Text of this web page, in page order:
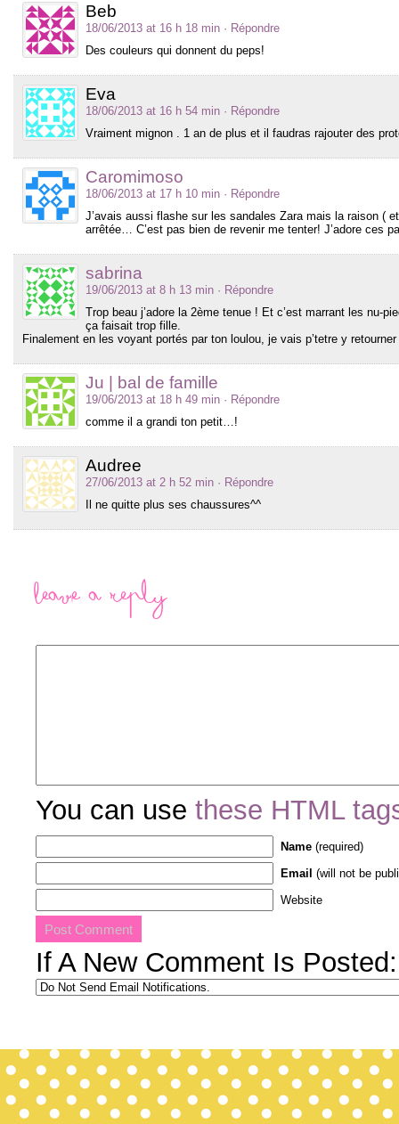
Beb
18/06/2013 at 16 h 18 min · Répondre
Des couleurs qui donnent du peps!
Eva
18/06/2013 at 16 h 54 min · Répondre
Vraiment mignon . 1 an de plus et il faudras rajouter des
Caromimoso
18/06/2013 at 17 h 10 min · Répondre
J’avais aussi flashe sur les sandales Zara mais la raison (
arrêtée… C’est pas bien de revenir me tenter! J’adore ces
sabrina
19/06/2013 at 8 h 13 min · Répondre
Trop beau j’adore la 2ème tenue ! Et c’est marrant les nu-
ça faisait trop fille.
Finalement en les voyant portés par ton loulou, je vais p’tetre y retourner
Ju | bal de famille
19/06/2013 at 18 h 49 min · Répondre
comme il a grandi ton petit…!
Audree
27/06/2013 at 2 h 52 min · Répondre
Il ne quitte plus ses chaussures^^
Leave a Reply
You can use these HTML
Name (required)
Email (will not be
Website
If A New Comment Is Posted: